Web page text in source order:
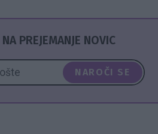
PREJEMANJE NOVIC
NAROČI SE